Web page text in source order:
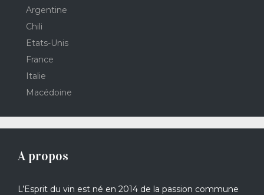
Argentine
Chili
Etats-Unis
France
Italie
Macédoine
A propos
L’Esprit du vin est né en 2014 de la passion commune